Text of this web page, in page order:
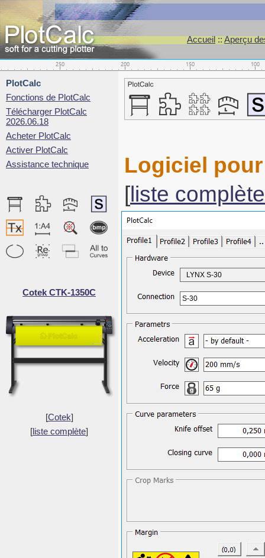
Accueil::Aperçu
PlotCalc
Fonctions de PlotCalc
Télécharger PlotCalc
2026.06.18
Acheter PlotCalc
Activer PlotCalc
Assistance technique
Cotek CTK-1350C
[Cotek]
[liste complète]
Logiciel
[ liste complète
LYNX S-30
S-30